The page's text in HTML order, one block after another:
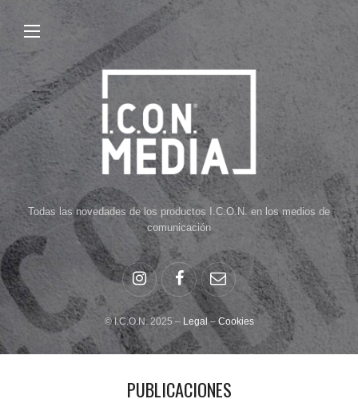
Todas las novedades de los productos I.C.O.N. en los medios de
comunicación
© I.C.O.N. 2025 – Legal– Cookies
PUBLICACIONES